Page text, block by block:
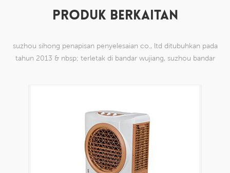
PRODUK BERKAITAN
suzhou sihong penapisan penyelesaian co., ltd ditubuhkan pada
tahun 2013 & nbsp; terletak di bandar wujiang, suzhou bandar